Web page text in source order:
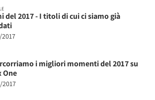
del 2017 - I titoli di cui ci siamo già
i migliori momenti del 2017 su
One
2017